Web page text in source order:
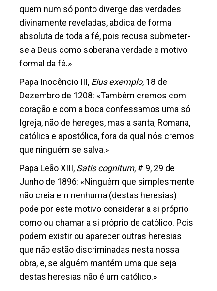
quem num só ponto diverge das verdades
divinamente reveladas, abdica de forma
absoluta de toda a fé, pois recusa submeter-
se a Deus como soberana verdade e motivo
formal da fé.»
Papa Inocêncio III, Eius exemplo, 18 de
Dezembro de 1208: «Também cremos com
coração e com a boca confessamos uma só
Igreja, não de hereges, mas a santa, Romana,
católica e apostólica, fora da qual nós cremos
que ninguém se salva.»
Papa Leão XIII, Satis cognitum, # 9, 29 de
Junho de 1896: «Ninguém que simplesmente
não creia em nenhuma (destas heresias)
pode por este motivo considerar a si próprio
como ou chamar a si próprio de católico. Pois
podem existir ou aparecer outras heresias
que não estão discriminadas nesta nossa
obra, e, se alguém mantém uma que seja
destas heresias não é um católico.»